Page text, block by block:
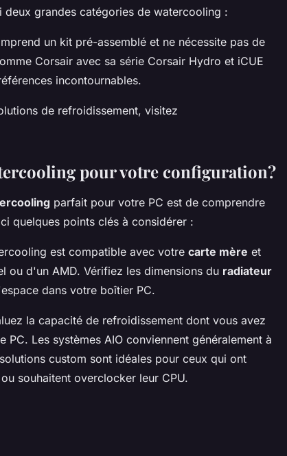
grandes catégories de watercooling :
un kit pré-assemblé et ne nécessite pas de
Corsair avec sa série Corsair Hydro et iCUE
incontournables.
de refroidissement, visitez
pour votre configuration?
parfait pour votre PC est de comprendre
quelques points clés à considérer :
est compatible avec votre carte mère et
ou d'un AMD. Vérifiez les dimensions du radiateur
dans votre boîtier PC.
la capacité de refroidissement dont vous avez
Les systèmes AIO conviennent généralement à
custom sont idéales pour ceux qui ont
souhaitent overclocker leur CPU.